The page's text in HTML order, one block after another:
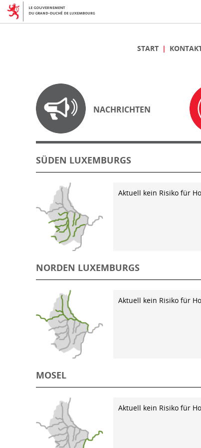
START
NACHRICHTEN
SÜDEN LUXEMBURGS
Aktuell kein Risiko für
NORDEN LUXEMBURGS
Aktuell kein Risiko für
MOSEL
Aktuell kein Risiko für